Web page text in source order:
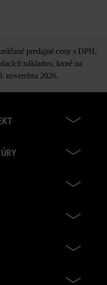
predajné ceny s DPH,
nákladov, ktoré na
novembra 2026.